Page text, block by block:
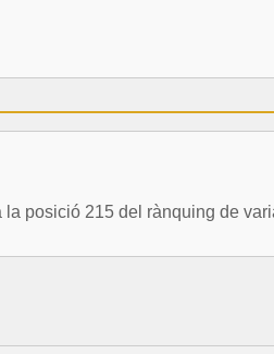
posició 215 del rànquing de